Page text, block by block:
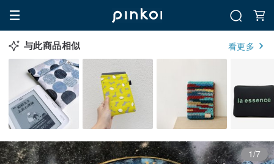
与此商品相似 看更多
1/7